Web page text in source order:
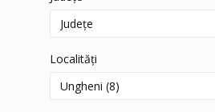
Localități